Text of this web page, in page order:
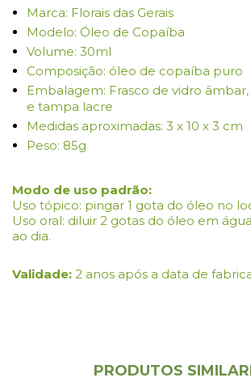
Marca: Florais das Gerais
Modelo: Óleo de Copaíba
Volume: 30ml
Composição: óleo de copaíba puro
Embalagem: Frasco de vidro
e tampa lacre
Medidas aproximadas: 3 x 10 x 3 cm
Peso: 85g
Modo de uso padrão:
Uso tópico: pingar 1 gota do óleo no
Uso oral: diluir 2 gotas do óleo em
ao dia.
Validade: 2 anos após a data de
PRODUTOS